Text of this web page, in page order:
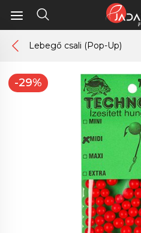
Lebegő csali (Pop-Up)
-29%